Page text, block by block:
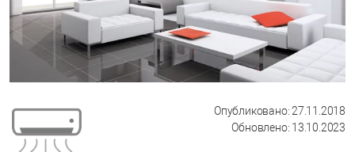
Опубликовано: 27.11.2018
Обновлено: 13.10.2023